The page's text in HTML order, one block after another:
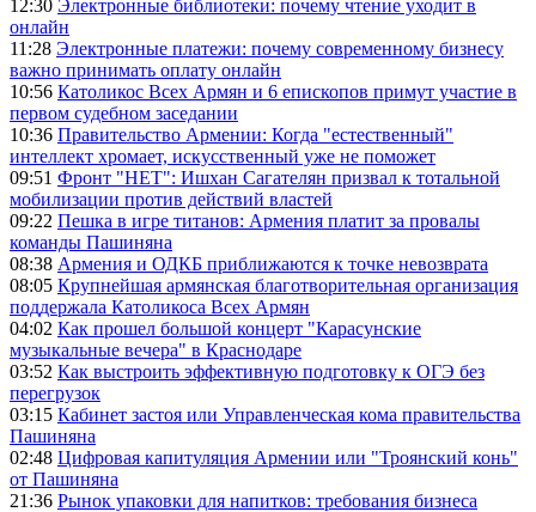
12:30 Электронные библиотеки: почему чтение уходит в
онлайн
11:28 Электронные платежи: почему современному бизнесу
важно принимать оплату онлайн
10:56 Католикос Всех Армян и 6 епископов примут участие в
первом судебном заседании
10:36 Правительство Армении: Когда "естественный"
интеллект хромает, искусственный уже не поможет
09:51 Фронт "НЕТ": Ишхан Сагателян призвал к тотальной
мобилизации против действий властей
09:22 Пешка в игре титанов: Армения платит за провалы
команды Пашиняна
08:38 Армения и ОДКБ приближаются к точке невозврата
08:05 Крупнейшая армянская благотворительная организация
поддержала Католикоса Всех Армян
04:02 Как прошел большой концерт "Карасунские
музыкальные вечера" в Краснодаре
03:52 Как выстроить эффективную подготовку к ОГЭ без
перегрузок
03:15 Кабинет застоя или Управленческая кома правительства
Пашиняна
02:48 Цифровая капитуляция Армении или "Троянский конь"
от Пашиняна
21:36 Рынок упаковки для напитков: требования бизнеса